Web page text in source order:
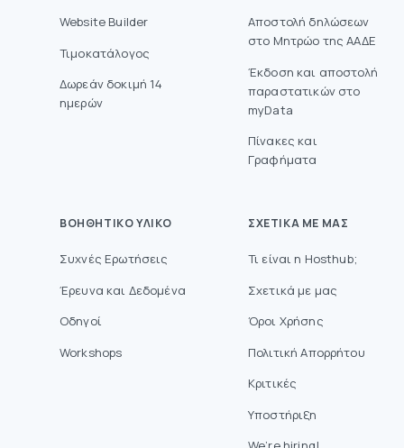
Website Builder
Τιμοκατάλογος
Δωρεάν δοκιμή 14
ημερών
Aποστολή δηλώσεων
στο Mητρώο της ΑΑΔΕ
Έκδοση και αποστολή
παραστατικών στο
myData
Πίνακες και
Γραφήματα
ΒΟΗΘΗΤΙΚΌ ΥΛΙΚΌ
Συχνές Ερωτήσεις
Έρευνα και Δεδομένα
Οδηγοί
Workshops
ΣΧΕΤΙΚΆ ΜΕ ΜΑΣ
Τι είναι η Hosthub;
Σχετικά με μας
Όροι Χρήσης
Πολιτική Απορρήτου
Κριτικές
Υποστήριξη